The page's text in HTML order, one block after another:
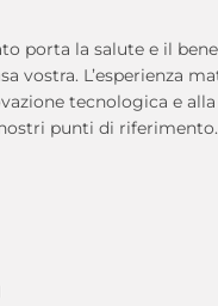
porta la salute e il
vostra. L’esperienza
tecnologica e
punti di riferimento.